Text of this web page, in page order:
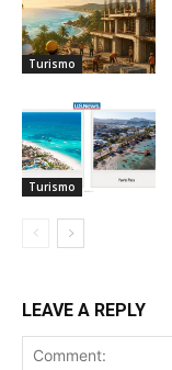
Turismo
Turismo
LEAVE A REPLY